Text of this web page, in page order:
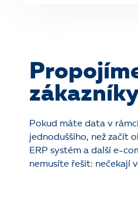
Pokud máte data v rámci
jednoduššího, než začít
ERP systém a další e-
nemusíte řešit: nečekají